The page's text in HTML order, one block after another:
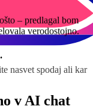
nasvet spodaj ali kar
– predlagal bom
verodostojno.
v AI chat